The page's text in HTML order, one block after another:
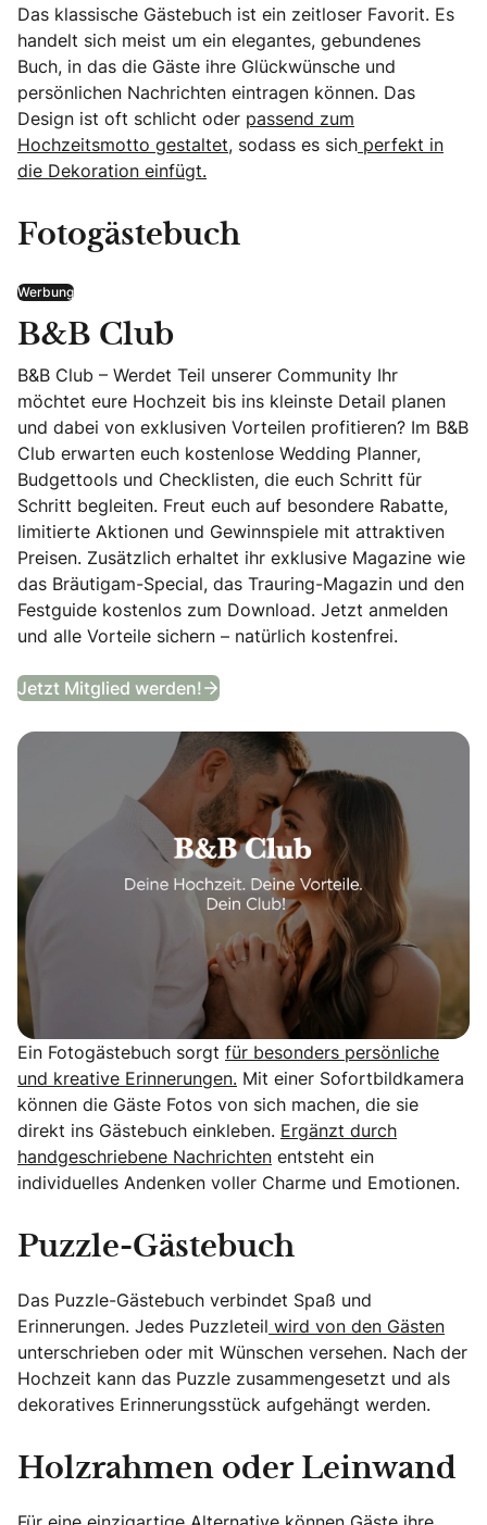
Das klassische Gästebuch ist ein zeitloser Favorit. Es
handelt sich meist um ein elegantes, gebundenes
Buch, in das die Gäste ihre Glückwünsche und
persönlichen Nachrichten eintragen können. Das
Design ist oft schlicht oder passend zum
Hochzeitsmotto gestaltet, sodass es sich perfekt in
die Dekoration einfügt.
Fotogästebuch
Werbung
B&B Club
B&B Club – Werdet Teil unserer Community Ihr
möchtet eure Hochzeit bis ins kleinste Detail planen
und dabei von exklusiven Vorteilen profitieren? Im B&B
Club erwarten euch kostenlose Wedding Planner,
Budgettools und Checklisten, die euch Schritt für
Schritt begleiten. Freut euch auf besondere Rabatte,
limitierte Aktionen und Gewinnspiele mit attraktiven
Preisen. Zusätzlich erhaltet ihr exklusive Magazine wie
das Bräutigam-Special, das Trauring-Magazin und den
Festguide kostenlos zum Download. Jetzt anmelden
und alle Vorteile sichern – natürlich kostenfrei.
Jetzt Mitglied werden! B&B Club
Ein Fotogästebuch sorgt für besonders persönliche
und kreative Erinnerungen. Mit einer Sofortbildkamera
können die Gäste Fotos von sich machen, die sie
direkt ins Gästebuch einkleben. Ergänzt durch
handgeschriebene Nachrichten entsteht ein
individuelles Andenken voller Charme und Emotionen.
Puzzle-Gästebuch
Das Puzzle-Gästebuch verbindet Spaß und
Erinnerungen. Jedes Puzzleteil wird von den Gästen
unterschrieben oder mit Wünschen versehen. Nach der
Hochzeit kann das Puzzle zusammengesetzt und als
dekoratives Erinnerungsstück aufgehängt werden.
Holzrahmen oder Leinwand